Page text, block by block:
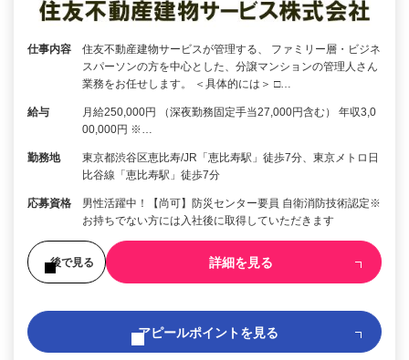
仕事内容
住友不動産建物サービスが管理する、 ファミリー層・ビジネ
スパーソンの方を中心とした、分譲マンションの管理人さん
業務をお任せします。 ＜具体的には＞ □…
給与
月給250,000円 （深夜勤務固定手当27,000円含む） 年収3,0
00,000円 ※…
勤務地
東京都渋谷区恵比寿/JR「恵比寿駅」徒歩7分、東京メトロ日
比谷線「恵比寿駅」徒歩7分
応募資格
男性活躍中！【尚可】防災センター要員 自衛消防技術認定※
お持ちでない方には入社後に取得していただきます
後で見る 詳細を見る
アピールポイントを見る